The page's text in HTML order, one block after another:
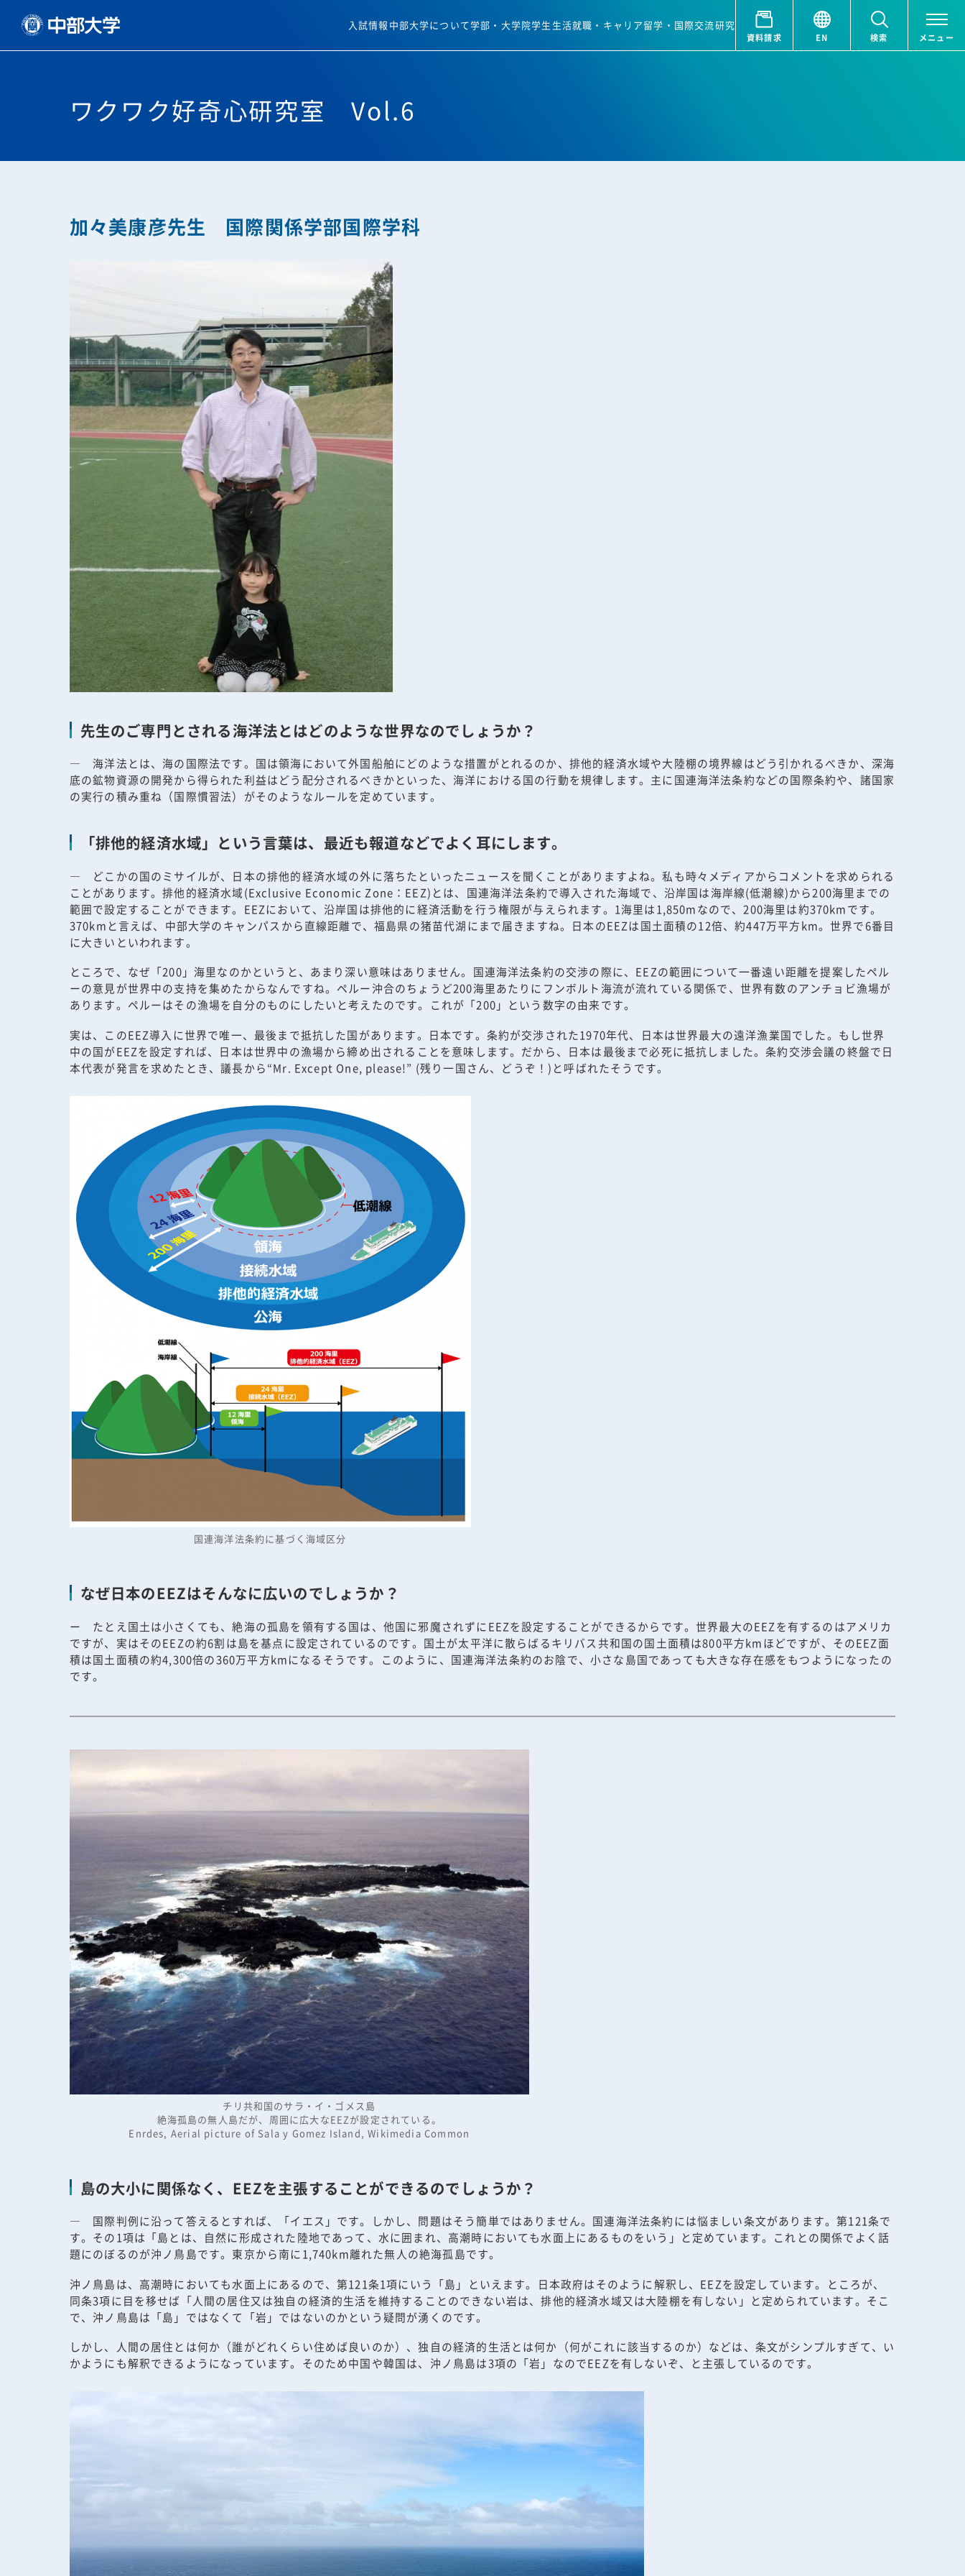
入試情報 中部大学について学部・大学院学生生活就職・キャリア留学・国際交流研究
資料請求 EN 検索 メニュー
ワクワク好奇心研究室 Vol.6
加々美康彦先生 国際関係学部国際学科
先生のご専門とされる海洋法とはどのような世界なのでしょうか？
― 海洋法とは、海の国際法です。国は領海において外国船舶にどのような措置がとれるのか、排他的経済水域や大陸棚の境界線はどう引かれるべきか、深海
底の鉱物資源の開発から得られた利益はどう配分されるべきかといった、海洋における国の行動を規律します。主に国連海洋法条約などの国際条約や、諸国家
の実行の積み重ね（国際慣習法）がそのようなルールを定めています。
「排他的経済水域」という言葉は、最近も報道などでよく耳にします。
― どこかの国のミサイルが、日本の排他的経済水域の外に落ちたといったニュースを聞くことがありますよね。私も時々メディアからコメントを求められる
ことがあります。排他的経済水域(Exclusive Economic Zone：EEZ)とは、国連海洋法条約で導入された海域で、沿岸国は海岸線(低潮線)から200海里までの
範囲で設定することができます。EEZにおいて、沿岸国は排他的に経済活動を行う権限が与えられます。1海里は1,850mなので、200海里は約370kmです。
370kmと言えば、中部大学のキャンパスから直線距離で、福島県の猪苗代湖にまで届きますね。日本のEEZは国土面積の12倍、約447万平方km。世界で6番目
に大きいといわれます。
ところで、なぜ「200」海里なのかというと、あまり深い意味はありません。国連海洋法条約の交渉の際に、EEZの範囲について一番遠い距離を提案したペル
ーの意見が世界中の支持を集めたからなんですね。ペルー沖合のちょうど200海里あたりにフンボルト海流が流れている関係で、世界有数のアンチョビ漁場が
あります。ペルーはその漁場を自分のものにしたいと考えたのです。これが「200」という数字の由来です。
実は、このEEZ導入に世界で唯一、最後まで抵抗した国があります。日本です。条約が交渉された1970年代、日本は世界最大の遠洋漁業国でした。もし世界
中の国がEEZを設定すれば、日本は世界中の漁場から締め出されることを意味します。だから、日本は最後まで必死に抵抗しました。条約交渉会議の終盤で日
本代表が発言を求めたとき、議長から“Mr. Except One, please!” (残り一国さん、どうぞ！)と呼ばれたそうです。
国連海洋法条約に基づく海域区分
なぜ日本のEEZはそんなに広いのでしょうか？
ー たとえ国土は小さくても、絶海の孤島を領有する国は、他国に邪魔されずにEEZを設定することができるからです。世界最大のEEZを有するのはアメリカ
ですが、実はそのEEZの約6割は島を基点に設定されているのです。国土が太平洋に散らばるキリバス共和国の国土面積は800平方kmほどですが、そのEEZ面
積は国土面積の約4,300倍の360万平方kmになるそうです。このように、国連海洋法条約のお陰で、小さな島国であっても大きな存在感をもつようになったの
です。
チリ共和国のサラ・イ・ゴメス島
絶海孤島の無人島だが、周囲に広大なEEZが設定されている。
Enrdes, Aerial picture of Sala y Gomez Island, Wikimedia Common
島の大小に関係なく、EEZを主張することができるのでしょうか？
― 国際判例に沿って答えるとすれば、「イエス」です。しかし、問題はそう簡単ではありません。国連海洋法条約には悩ましい条文があります。第121条で
す。その1項は「島とは、自然に形成された陸地であって、水に囲まれ、高潮時においても水面上にあるものをいう」と定めています。これとの関係でよく話
題にのぼるのが沖ノ鳥島です。東京から南に1,740km離れた無人の絶海孤島です。
沖ノ鳥島は、高潮時においても水面上にあるので、第121条1項にいう「島」といえます。日本政府はそのように解釈し、EEZを設定しています。ところが、
同条3項に目を移せば「人間の居住又は独自の経済的生活を維持することのできない岩は、排他的経済水域又は大陸棚を有しない」と定められています。そこ
で、沖ノ鳥島は「島」ではなくて「岩」ではないのかという疑問が湧くのです。
しかし、人間の居住とは何か（誰がどれくらい住めば良いのか）、独自の経済的生活とは何か（何がこれに該当するのか）などは、条文がシンプルすぎて、い
かようにも解釈できるようになっています。そのため中国や韓国は、沖ノ鳥島は3項の「岩」なのでEEZを有しないぞ、と主張しているのです。